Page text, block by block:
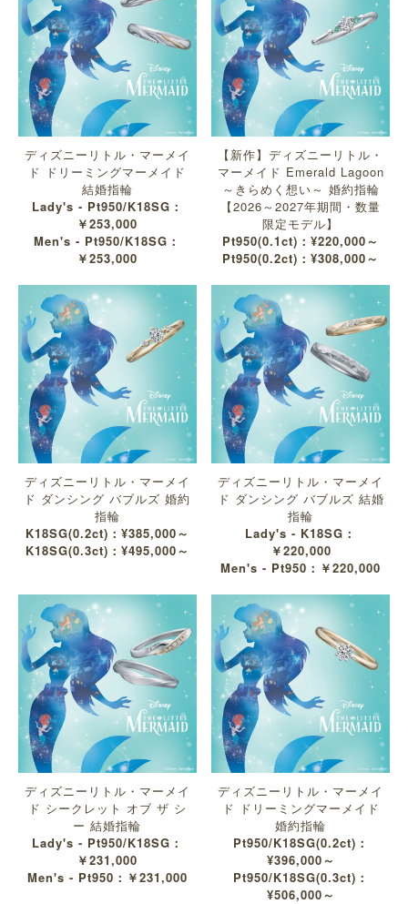
ディズニーリトル・マーメイ
ド ドリーミングマーメイド
結婚指輪
Lady's - Pt950/K18SG：
￥253,000
Men's - Pt950/K18SG：
￥253,000
【新作】ディズニーリトル・
マーメイド Emerald Lagoon
～きらめく想い～ 婚約指輪
【2026～2027年期間・数量
限定モデル】
Pt950(0.1ct)：¥220,000～
Pt950(0.2ct)：¥308,000～
ディズニーリトル・マーメイ
ド ダンシング バブルズ 婚約
指輪
K18SG(0.2ct)：¥385,000～
K18SG(0.3ct)：¥495,000～
ディズニーリトル・マーメイ
ド ダンシング バブルズ 結婚
指輪
Lady's - K18SG：
￥220,000
Men's - Pt950：￥220,000
ディズニーリトル・マーメイ
ド シークレット オブ ザ シ
ー 結婚指輪
Lady's - Pt950/K18SG：
￥231,000
Men's - Pt950：￥231,000
ディズニーリトル・マーメイ
ド ドリーミングマーメイド
婚約指輪
Pt950/K18SG(0.2ct)：
¥396,000～
Pt950/K18SG(0.3ct)：
¥506,000～